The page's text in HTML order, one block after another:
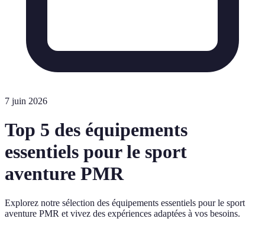
7 juin 2026
Top 5 des équipements
essentiels pour le sport
aventure PMR
Explorez notre sélection des équipements essentiels pour le sport
aventure PMR et vivez des expériences adaptées à vos besoins.